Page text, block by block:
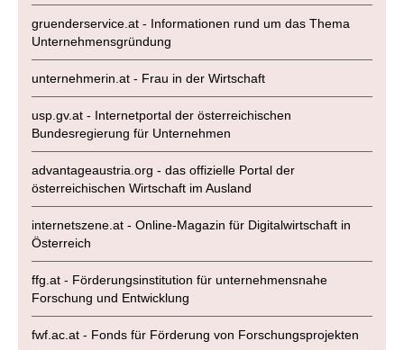
gruenderservice.at - Informationen rund um das Thema
Unternehmensgründung
unternehmerin.at - Frau in der Wirtschaft
usp.gv.at - Internetportal der österreichischen
Bundesregierung für Unternehmen
advantageaustria.org - das offizielle Portal der
österreichischen Wirtschaft im Ausland
internetszene.at - Online-Magazin für Digitalwirtschaft in
Österreich
ffg.at - Förderungsinstitution für unternehmensnahe
Forschung und Entwicklung
fwf.ac.at - Fonds für Förderung von Forschungsprojekten